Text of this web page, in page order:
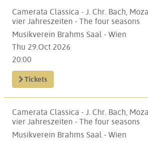
Camerata Classica - J. Chr. Bach,
vier Jahreszeiten - The four seasons
Musikverein Brahms Saal - Wien
Thu 29.Oct 2026
20:00
Tickets
Camerata Classica - J. Chr. Bach,
vier Jahreszeiten - The four seasons
Musikverein Brahms Saal - Wien